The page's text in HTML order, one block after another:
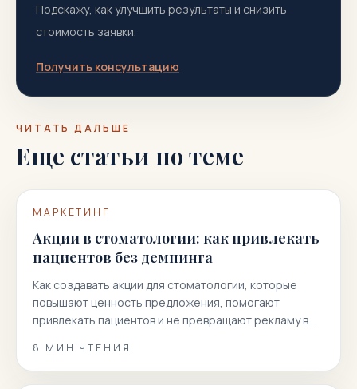
Подскажу, как улучшить результаты и снизить
стоимость заявки.
Получить консультацию
ЧИТАТЬ ДАЛЬШЕ
Еще статьи по теме
МАРКЕТИНГ
Акции в стоматологии: как привлекать
пациентов без демпинга
Как создавать акции для стоматологии, которые
повышают ценность предложения, помогают
привлекать пациентов и не превращают рекламу в
8 МИН ЧТЕНИЯ